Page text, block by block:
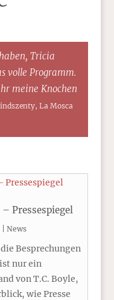
Tricia
volle Programm.
meine Knochen
La Mosca
Pressespiegel
News
Besprechungen
nur ein
von T.C. Boyle,
wie Presse